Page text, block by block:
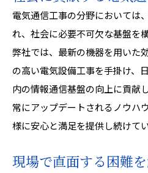
電気通信工事の分野においては
れ、社会に必要不可欠な基盤を
弊社では、最新の機器を用いた
の高い電気設備工事を手掛け、
内の情報通信基盤の向上に貢献
常にアップデートされるノウハ
様に安心と満足を提供し続けて
現場で直面する困難